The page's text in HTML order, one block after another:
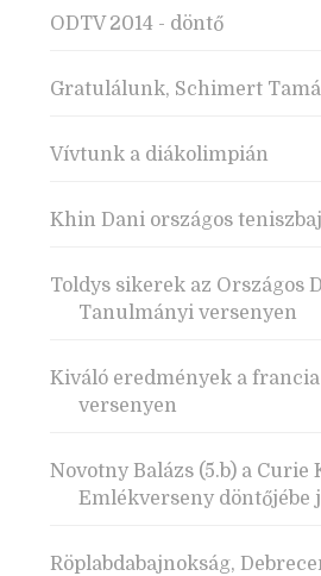
ODTV 2014 - döntő
Gratulálunk, Schimert
Vívtunk a diákolimpián
Khin Dani országos
Toldys sikerek az Országos
Tanulmányi versenyen
Kiváló eredmények a
versenyen
Novotny Balázs (5.b) a Curie
Emlékverseny döntőjébe
Röplabdabajnokság,